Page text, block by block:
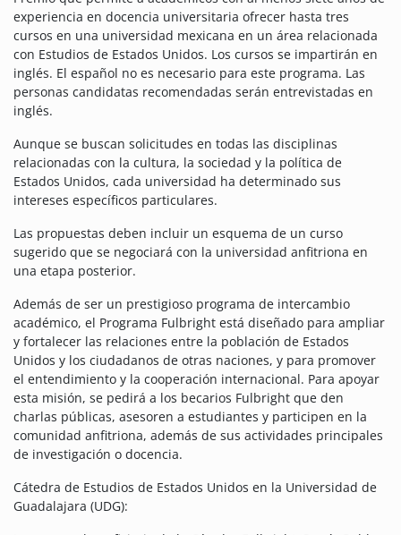
experiencia en docencia universitaria ofrecer hasta tres
cursos en una universidad mexicana en un área relacionada
con Estudios de Estados Unidos. Los cursos se impartirán en
inglés. El español no es necesario para este programa. Las
personas candidatas recomendadas serán entrevistadas en
inglés.
Aunque se buscan solicitudes en todas las disciplinas
relacionadas con la cultura, la sociedad y la política de
Estados Unidos, cada universidad ha determinado sus
intereses específicos particulares.
Las propuestas deben incluir un esquema de un curso
sugerido que se negociará con la universidad anfitriona en
una etapa posterior.
Además de ser un prestigioso programa de intercambio
académico, el Programa Fulbright está diseñado para ampliar
y fortalecer las relaciones entre la población de Estados
Unidos y los ciudadanos de otras naciones, y para promover
el entendimiento y la cooperación internacional. Para apoyar
esta misión, se pedirá a los becarios Fulbright que den
charlas públicas, asesoren a estudiantes y participen en la
comunidad anfitriona, además de sus actividades principales
de investigación o docencia.
Cátedra de Estudios de Estados Unidos en la Universidad de
Guadalajara (UDG):